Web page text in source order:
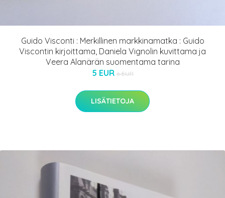
Guido Visconti : Merkillinen markkinamatka : Guido
Viscontin kirjoittama, Daniela Vignolin kuvittama ja
Veera Alanärän suomentama tarina
5 EUR 6 EUR
LISÄTIETOJA